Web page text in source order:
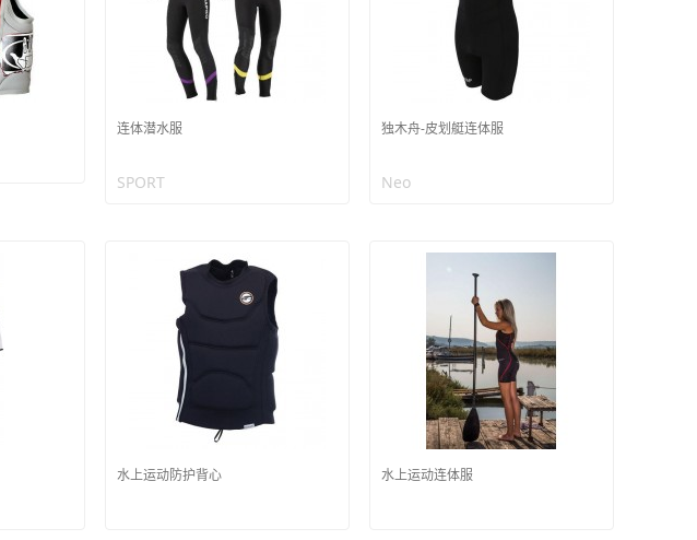
连体潜水服
SPORT
独木舟-皮划艇连体服
Neo
水上运动防护背心 水上运动连体服